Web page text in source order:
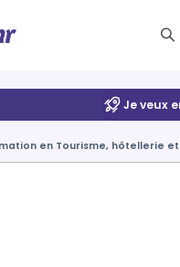
Je veux
en Tourisme, hôtellerie